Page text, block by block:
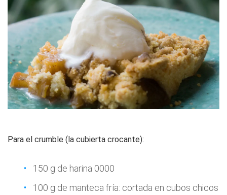
Para el crumble (la cubierta crocante):
150 g de harina 0000
100 g de manteca fría: cortada en cubos chicos